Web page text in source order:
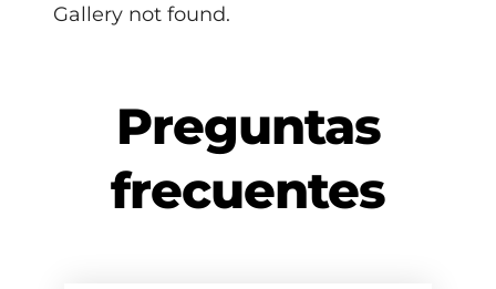
Gallery not found.
Preguntas
frecuentes